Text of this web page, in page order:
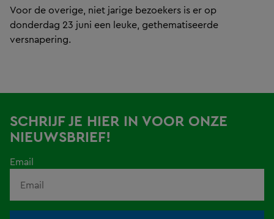
Voor de overige, niet jarige bezoekers is er op
donderdag 23 juni een leuke, gethematiseerde
versnapering.
SCHRIJF JE HIER IN VOOR ONZE
NIEUWSBRIEF!
Email